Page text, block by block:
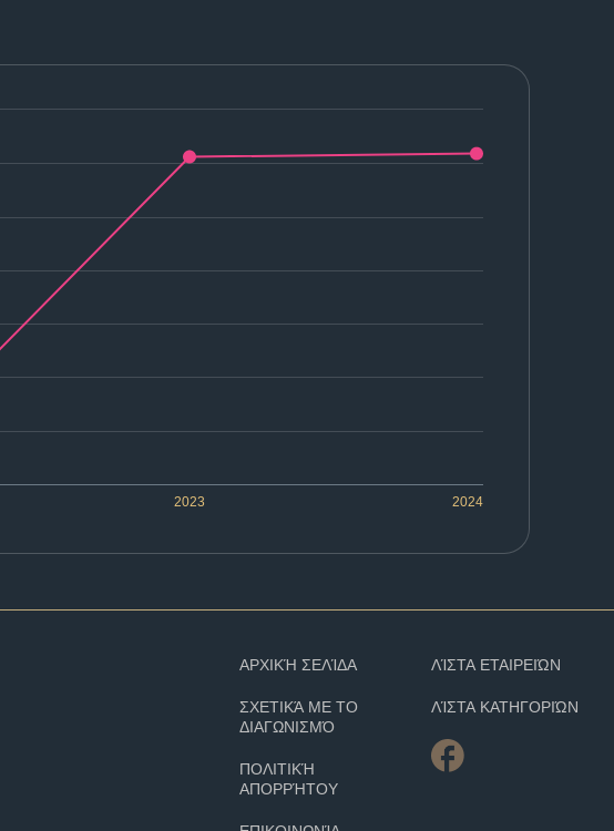
2023 2024
ΑΡΧΙΚΉ ΣΕΛΊΔΑ
ΣΧΕΤΙΚΆ ΜΕ ΤΟ
ΔΙΑΓΩΝΙΣΜΌ
ΠΟΛΙΤΙΚΉ
ΑΠΟΡΡΉΤΟΥ
ΛΊΣΤΑ ΕΤΑΙΡΕΙΏΝ
ΛΊΣΤΑ ΚΑΤΗΓΟΡΙΏΝ